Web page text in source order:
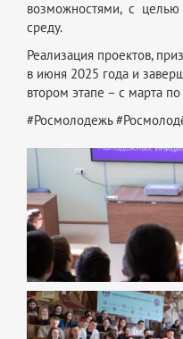
возможностями, с
среду.
Реализация проектов,
в июня 2025 года и
втором этапе – с марта
#Росмолодежь